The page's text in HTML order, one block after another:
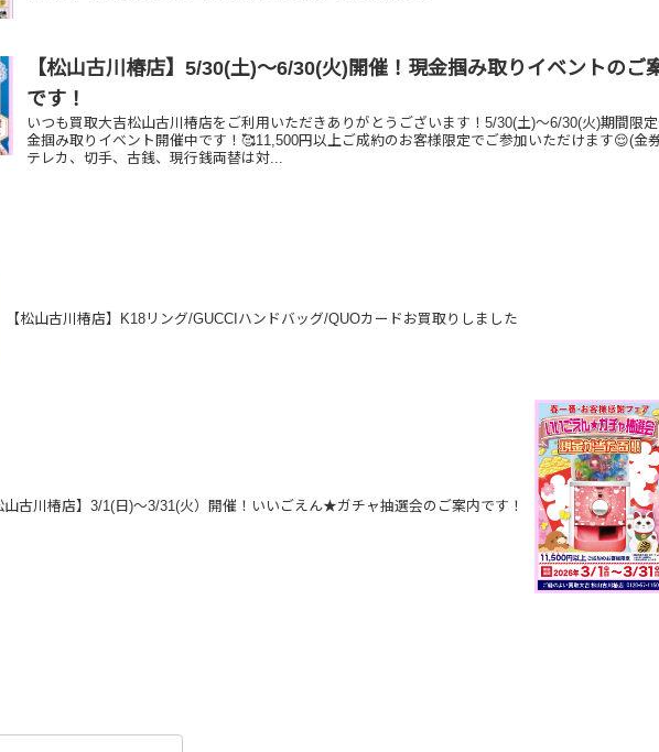
【松山古川椿店】5/30(土)～6/30(火)開催！現金掴み取りイベントのご
です！
いつも買取大吉松山古川椿店をご利用いただきありがとうございます！5/30(土)～6/30(火)期間限
金掴み取りイベント開催中です！🥰11,500円以上ご成約のお客様限定でご参加いただけます😌(金券
テレカ、切手、古銭、現行銭両替は対...
【松山古川椿店】K18リング/GUCCIハンドバッグ/QUOカードお買取りしました
山古川椿店】3/1(日)～3/31(火）開催！いいごえん★ガチャ抽選会のご案内です！